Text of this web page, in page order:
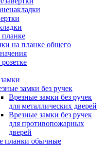
на планке общего
замки без ручек
Врезные замки без ручек
для металлических дверей
Врезные замки без ручек
для противопожарных
дверей
планки обычные